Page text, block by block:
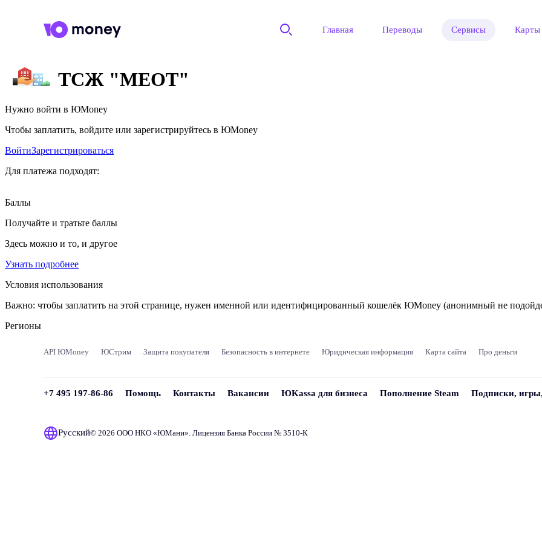
Главная Переводы Сервисы Карты
ТСЖ "МЕОТ"
Нужно войти в ЮMoney
Чтобы заплатить, войдите или зарегистрируйтесь в ЮMoney
ВойтиЗарегистрироваться
Для платежа подходят:
Баллы
Получайте и тратьте баллы
Здесь можно и то, и другое
Узнать подробнее
Условия использования
Важно: чтобы заплатить на этой странице, нужен именной или идентифицированный кошелёк ЮMoney (анонимный не
Регионы
API ЮMoney ЮСтрим Защита покупателя Безопасность в интернете Юридическая информация Карта сайта Про деньги
+7 495 197-86-86 Помощь Контакты Вакансии ЮKassa для бизнеса Пополнение Steam Подписки,
Русский© 2026 ООО НКО «ЮМани». Лицензия Банка России № 3510‑К